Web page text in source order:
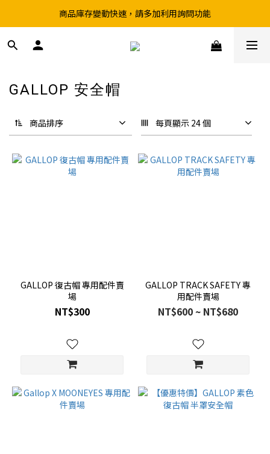
超取滿199、宅配滿490 享免運優惠
商品庫存變動快速，請多加利用詢問功能
前往實體店選購商品前，請先致電詢問庫存
GALLOP 安全帽
商品排序 每頁顯示 24 個
GALLOP 復古帽 專用配件賣
場
NT$300
GALLOP TRACK SAFETY 專
用配件賣場
NT$600 ~ NT$680